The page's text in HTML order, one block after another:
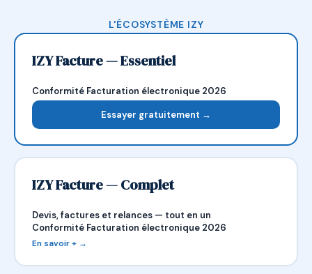
L'ÉCOSYSTÈME IZY
IZY Facture — Essentiel
Conformité Facturation électronique 2026
Essayer gratuitement →
IZY Facture — Complet
Devis, factures et relances — tout en un
Conformité Facturation électronique 2026
En savoir + →